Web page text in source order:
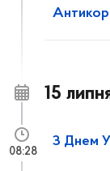
15
З Днем
08:28